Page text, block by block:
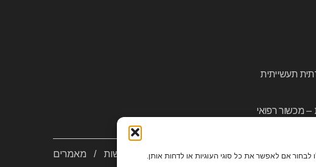
אם לאפשר את כל סוגי העוגיות או לדחות אותן.
תעשייתית
– מכשור רפואי
/ מדיניות פרטיות / צור קשר / הסדרי נגישות / מאמרים